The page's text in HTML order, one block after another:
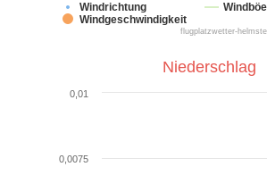
Windrichtung
Windgeschwindigkeit
flugplatzwetter-
0,0075
0,01
Niederschlag